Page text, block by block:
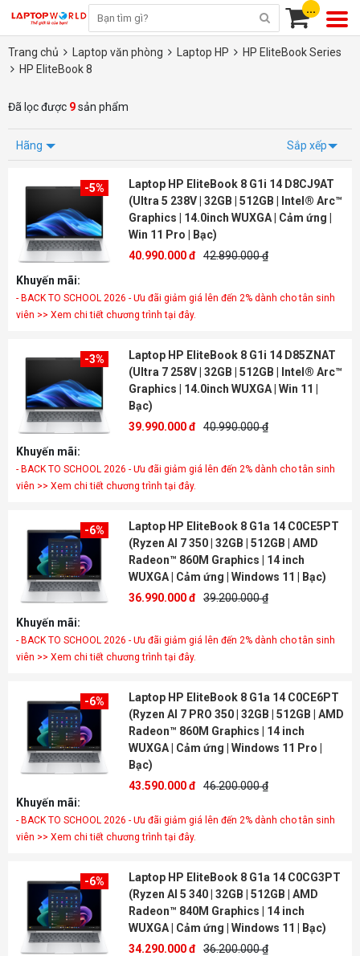
...
Trang chủ Laptop văn phòng Laptop HP
HP EliteBook Series
HP EliteBook 8
Đã lọc được 9sản phẩm
Hãng Sắp xếp
-5%
Laptop HP EliteBook 8 G1i 14 D8CJ9AT
(Ultra 5 238V | 32GB | 512GB | Intel® Arc™
Graphics | 14.0inch WUXGA | Cảm ứng |
Win 11 Pro | Bạc)
40.990.000 đ 42.890.000 ₫
Khuyến mãi:
- BACK TO SCHOOL 2026 - Ưu đãi giảm giá lên đến 2% dành cho tân sinh
viên >> Xem chi tiết chương trình tại đây.
-3%
Laptop HP EliteBook 8 G1i 14 D85ZNAT
(Ultra 7 258V | 32GB | 512GB | Intel® Arc™
Graphics | 14.0inch WUXGA | Win 11 |
Bạc)
39.990.000 đ 40.990.000 ₫
Khuyến mãi:
- BACK TO SCHOOL 2026 - Ưu đãi giảm giá lên đến 2% dành cho tân sinh
viên >> Xem chi tiết chương trình tại đây.
-6%
Laptop HP EliteBook 8 G1a 14 C0CE5PT
(Ryzen AI 7 350 | 32GB | 512GB | AMD
Radeon™ 860M Graphics | 14 inch
WUXGA | Cảm ứng | Windows 11 | Bạc)
36.990.000 đ 39.200.000 ₫
Khuyến mãi:
- BACK TO SCHOOL 2026 - Ưu đãi giảm giá lên đến 2% dành cho tân sinh
viên >> Xem chi tiết chương trình tại đây.
-6%
Laptop HP EliteBook 8 G1a 14 C0CE6PT
(Ryzen AI 7 PRO 350 | 32GB | 512GB | AMD
Radeon™ 860M Graphics | 14 inch
WUXGA | Cảm ứng | Windows 11 Pro |
Bạc)
43.590.000 đ 46.200.000 ₫
Khuyến mãi:
- BACK TO SCHOOL 2026 - Ưu đãi giảm giá lên đến 2% dành cho tân sinh
viên >> Xem chi tiết chương trình tại đây.
-6%
Laptop HP EliteBook 8 G1a 14 C0CG3PT
(Ryzen AI 5 340 | 32GB | 512GB | AMD
Radeon™ 840M Graphics | 14 inch
WUXGA | Cảm ứng | Windows 11 | Bạc)
34.290.000 đ 36.200.000 ₫